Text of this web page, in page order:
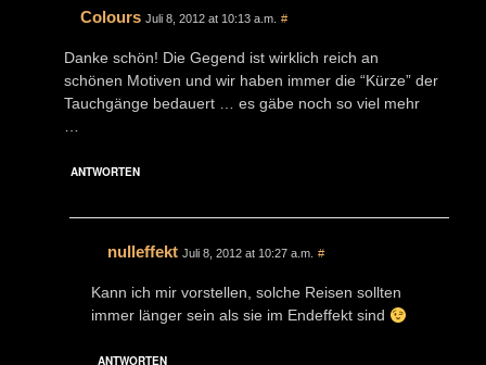
Colours Juli 8, 2012 at 10:13 a.m. #
Danke schön! Die Gegend ist wirklich reich an
schönen Motiven und wir haben immer die “Kürze” der
Tauchgänge bedauert … es gäbe noch so viel mehr
…
ANTWORTEN
nulleffekt Juli 8, 2012 at 10:27 a.m. #
Kann ich mir vorstellen, solche Reisen sollten
immer länger sein als sie im Endeffekt sind
ANTWORTEN